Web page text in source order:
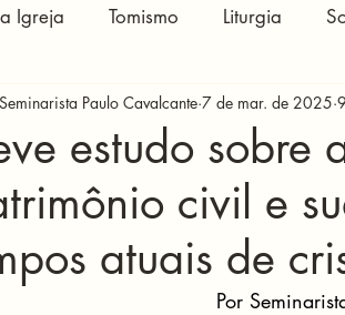
Igreja Tomismo Liturgia
e Resistir
estudo sobre
civil e
atuais de
Seminarista Paulo Cavalcante 7 de mar. de 2025
Por